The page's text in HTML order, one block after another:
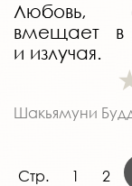
Любовь,
вмещает в
и излучая.
Шакьямуни
Стр. 1 2